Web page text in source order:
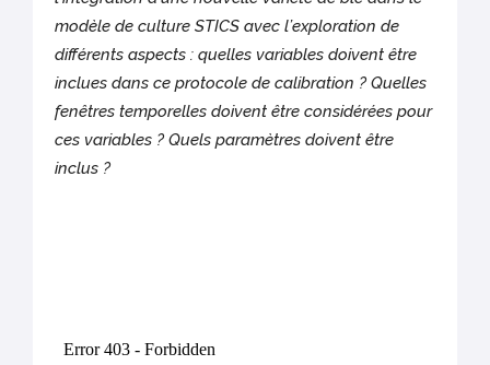
modèle de culture STICS avec l’exploration de
différents aspects : quelles variables doivent être
inclues dans ce protocole de calibration ? Quelles
fenêtres temporelles doivent être considérées pour
ces variables ? Quels paramètres doivent être
inclus ?